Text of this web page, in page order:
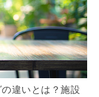
違いとは？施設